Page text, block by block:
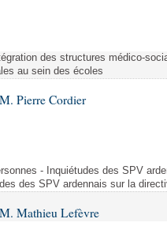
des structures médico-
au sein des écoles
Pierre Cordier
- Inquiétudes des SPV
des SPV ardennais sur la
Mathieu Lefèvre